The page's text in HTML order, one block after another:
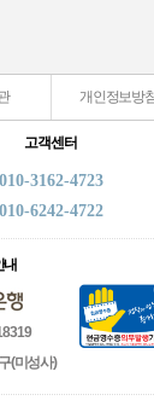
개인정보방
고객센터
010-3162-4723
010-6242-4722
내
(미성사)